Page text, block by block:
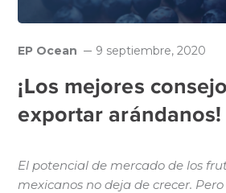
EP Ocean 9 septiembre, 2020
¡Los mejores
exportar arándanos!
El potencial de mercado de los
mexicanos no deja de crecer.